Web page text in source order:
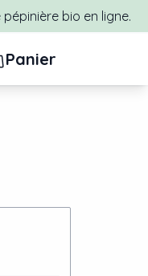
bio en ligne.
Panier